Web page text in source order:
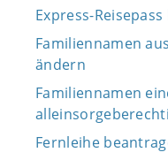
Express-
Familiennamen
ändern
Familiennamen
Fernleihe